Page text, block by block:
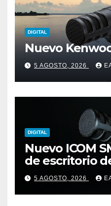
DIGITAL
Nuevo
5 AGOSTO, 2026
DIGITAL
Nuevo ICOM
de escritorio
elemento
5 AGOSTO, 2026